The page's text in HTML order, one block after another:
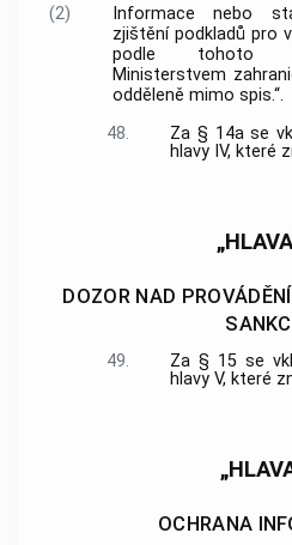
(2)
Informace nebo
zjištění podkladů pro
podle tohoto
Ministerstvem
odděleně mimo spis.“.
48.
Za § 14a se
hlavy IV, které
DOZOR NAD
49.
Za § 15 se
hlavy V, které
OCHRANA